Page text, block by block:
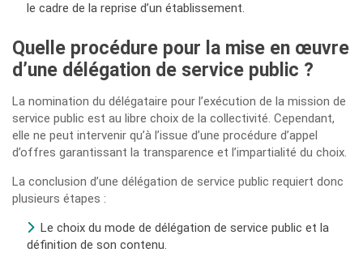
le cadre de la reprise d’un établissement.
Quelle procédure pour la mise en œuvre
d’une délégation de service public ?
La nomination du délégataire pour l’exécution de la mission de
service public est au libre choix de la collectivité. Cependant,
elle ne peut intervenir qu’à l’issue d’une procédure d’appel
d’offres garantissant la transparence et l’impartialité du choix.
La conclusion d’une délégation de service public requiert donc
plusieurs étapes :
Le choix du mode de délégation de service public et la
définition de son contenu.